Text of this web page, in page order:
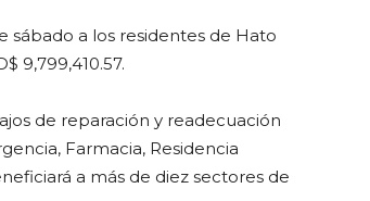
sábado a los residentes de Hato
9,799,410.57.
de reparación y readecuación
Farmacia, Residencia
a más de diez sectores de